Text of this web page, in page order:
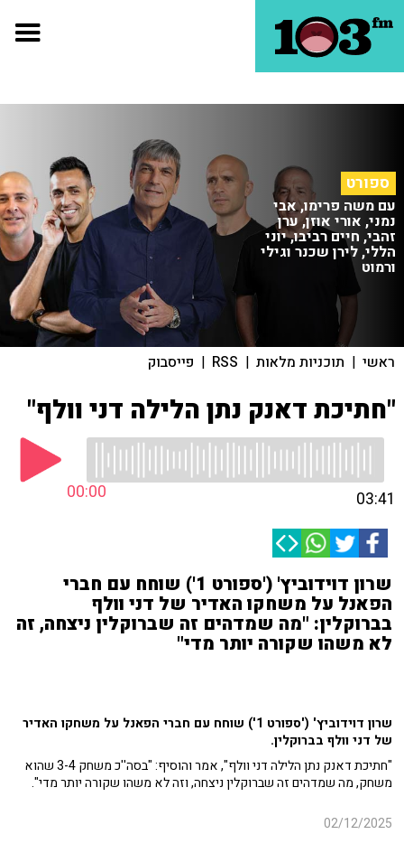
ספורט
עם משה פרימו, אבי
נמני, אורי אוזן, ערן
זהבי, חיים רביבו, יוני
הללי, לירן שכנר וגילי
ורמוט
ראשי | תוכניות מלאות |
RSS
| פייסבוק
"חתיכת דאנק נתן הלילה דני וולף"
00:00 03:41
שרון דוידוביץ' ('ספורט 1') שוחח עם חברי
הפאנל על משחקו האדיר של דני וולף
בברוקלין: "מה שמדהים זה שברוקלין ניצחה, זה
לא משהו שקורה יותר מדי"
שרון דוידוביץ' ('ספורט 1') שוחח עם חברי הפאנל על משחקו האדיר
של דני וולף בברוקלין.
"חתיכת דאנק נתן הלילה דני וולף", אמר והוסיף: "בסה''כ משחק 3-4 שהוא
משחק, מה שמדהים זה שברוקלין ניצחה, וזה לא משהו שקורה יותר מדי".
02/12/2025